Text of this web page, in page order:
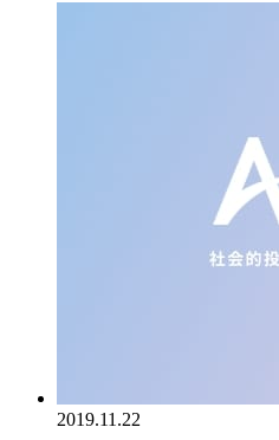
2019.11.22